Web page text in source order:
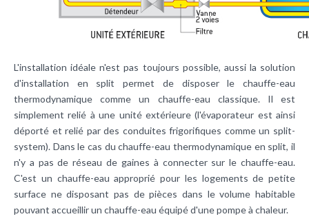
L'installation idéale n'est pas toujours possible, aussi la solution
d'installation en split permet de disposer le chauffe-eau
thermodynamique comme un chauffe-eau classique. Il est
simplement relié à une unité extérieure (l'évaporateur est ainsi
déporté et relié par des conduites frigorifiques comme un split-
system). Dans le cas du chauffe-eau thermodynamique en split, il
n'y a pas de réseau de gaines à connecter sur le chauffe-eau.
C'est un chauffe-eau approprié pour les logements de petite
surface ne disposant pas de pièces dans le volume habitable
pouvant accueillir un chauffe-eau équipé d'une pompe à chaleur.